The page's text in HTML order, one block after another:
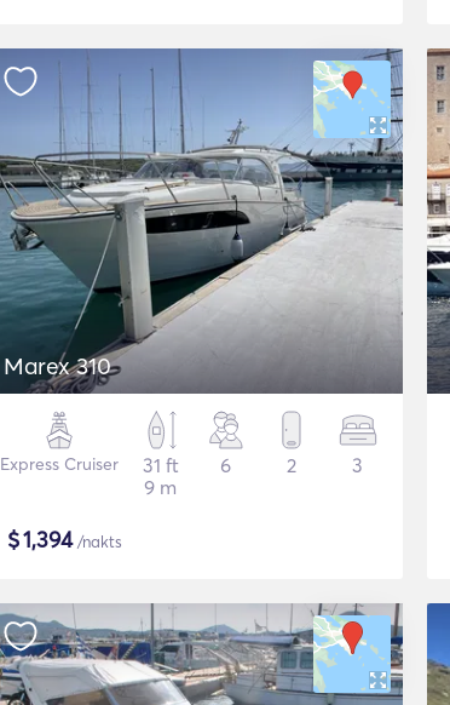
Marex 310
Express Cruiser
31 ft
9 m
6 2 3
$1,394/nakts